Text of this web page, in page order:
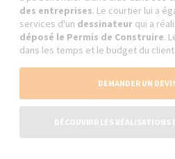
des entreprises. Le courtier lui a
services d'un dessinateur qui a
déposé le Permis de Construire.
dans les temps et le budget du
DEMANDER UN
DÉCOUVRIR LES RÉALISATIONS